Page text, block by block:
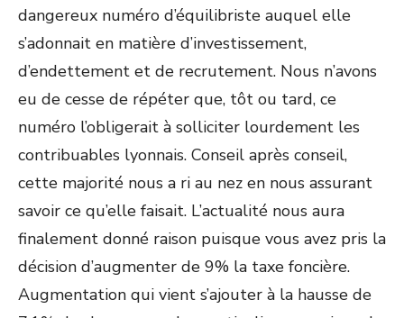
dangereux numéro d’équilibriste auquel elle
s’adonnait en matière d’investissement,
d’endettement et de recrutement. Nous n’avons
eu de cesse de répéter que, tôt ou tard, ce
numéro l’obligerait à solliciter lourdement les
contribuables lyonnais. Conseil après conseil,
cette majorité nous a ri au nez en nous assurant
savoir ce qu’elle faisait. L’actualité nous aura
finalement donné raison puisque vous avez pris la
décision d’augmenter de 9% la taxe foncière.
Augmentation qui vient s’ajouter à la hausse de